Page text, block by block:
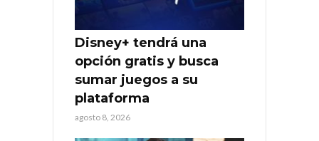
Disney+ tendrá una
opción gratis y busca
sumar juegos a su
plataforma
agosto 8, 2026